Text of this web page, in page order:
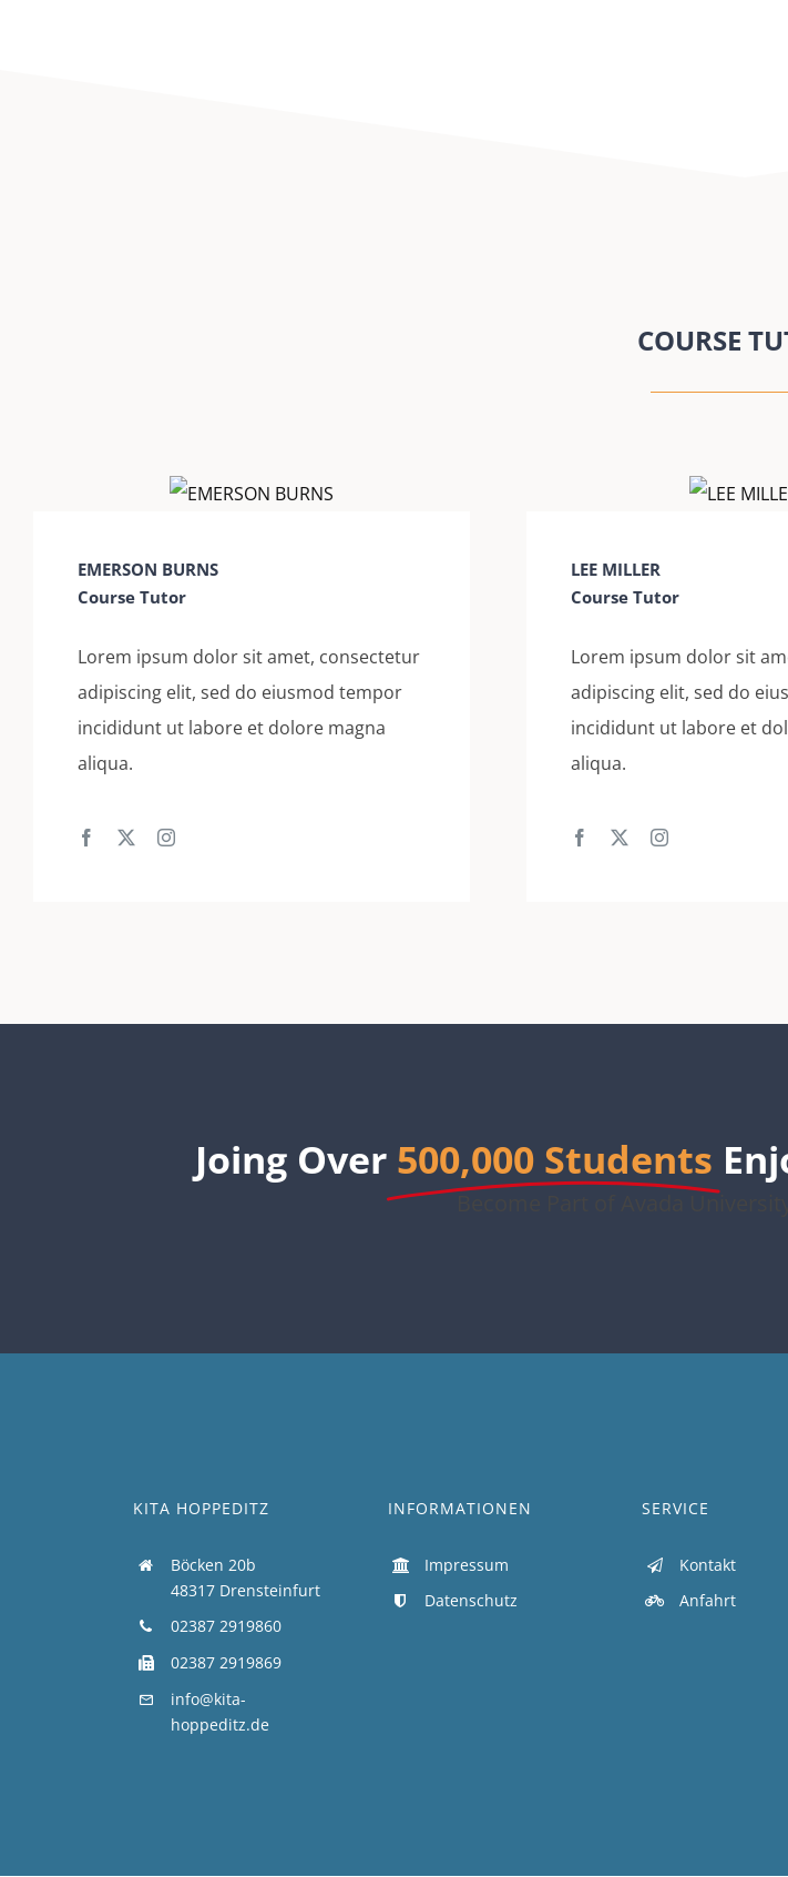
COURSE
EMERSON BURNS
Course Tutor
Lorem ipsum dolor sit amet, consectetur
adipiscing elit, sed do eiusmod tempor
incididunt ut labore et dolore magna
aliqua.
LEE MILLER
Course Tutor
Lorem ipsum dolor sit
adipiscing elit, sed do
incididunt ut labore et
aliqua.
Joing Over 500,000 Students
Become Part of Avada
KITA HOPPEDITZ
Böcken 20b
48317 Drensteinfurt
02387 2919860
02387 2919869
info@kita-
hoppeditz.de
INFORMATIONEN
Impressum
Datenschutz
SERVICE
Kontakt
Anfahrt